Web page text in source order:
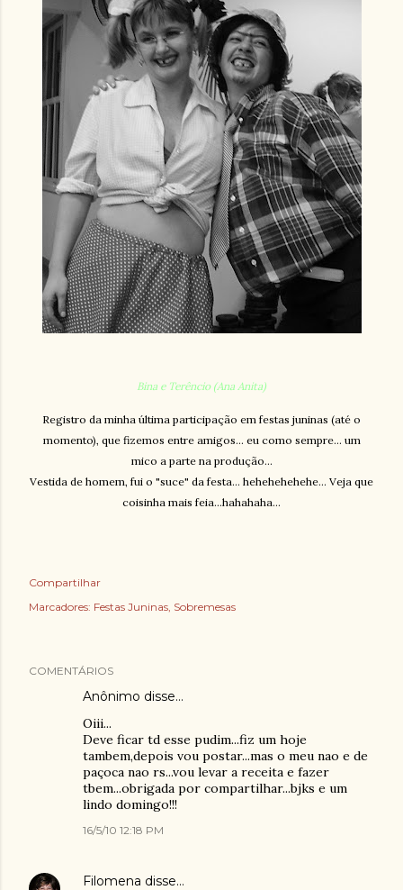
Bina e Terêncio (Ana Anita)
Registro da minha última participação em festas juninas (até o
momento), que fizemos entre amigos... eu como sempre... um
mico a parte na produção...
Vestida de homem, fui o "suce" da festa... hehehehehehe... Veja que
coisinha mais feia...hahahaha...
Compartilhar
Marcadores: Festas Juninas Sobremesas
COMENTÁRIOS
Anônimo disse…
Oiii...
Deve ficar td esse pudim...fiz um hoje
tambem,depois vou postar...mas o meu nao e de
paçoca nao rs...vou levar a receita e fazer
tbem...obrigada por compartilhar...bjks e um
lindo domingo!!!
16/5/10 12:18 PM
Filomena disse…